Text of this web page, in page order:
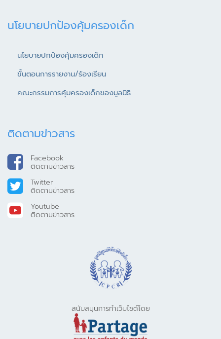
นโยบายปกป้องคุ้มครองเด็ก
นโยบายปกป้องคุ้มครองเด็ก
ขั้นตอนการรายงาน/ร้องเรียน
คณะกรรมการคุ้มครองเด็กของมูลนิธิ
ติดตามข่าวสาร
Facebook
ติดตามข่าวสาร
Twitter
ติดตามข่าวสาร
Youtube
ติดตามข่าวสาร
สนับสนุนการทำเว็บไซต์โดย